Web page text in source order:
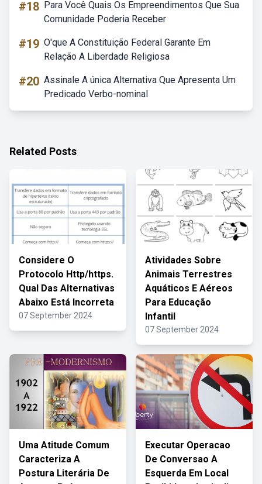
#18 Para Você Quais Os Empreendimentos Que Sua
Comunidade Poderia Receber
#19 O'que A Constituição Federal Garante Em
Relação A Liberdade Religiosa
#20 Assinale A única Alternativa Que Apresenta Um
Predicado Verbo-nominal
Related Posts
Considere O
Protocolo Http/https.
Qual Das Alternativas
Abaixo Está Incorreta
07 September 2024
Atividades Sobre
Animais Terrestres
Aquáticos E Aéreos
Para Educação
Infantil
07 September 2024
Uma Atitude Comum
Caracteriza A
Postura Literária De
Executar Operacao
De Conversao A
Esquerda Em Local